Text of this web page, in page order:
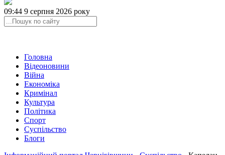
09:44 9 серпня 2026 року
Головна
Відеоновини
Війна
Економіка
Кримінал
Культура
Політика
Спорт
Суспільство
Блоги